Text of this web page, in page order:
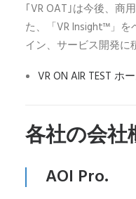
｢VR OAT｣は今後、商
た、「VR Insight™」
イン、サービス開発に
VR ON AIR TEST ホ
各社の会社
AOI Pro.